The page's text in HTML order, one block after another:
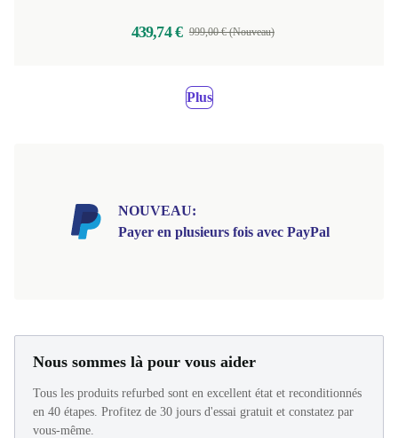
439,74 € 999,00 € (Nouveau)
Plus
NOUVEAU:
Payer en plusieurs fois avec PayPal
Nous sommes là pour vous aider
Tous les produits refurbed sont en excellent état et reconditionnés
en 40 étapes. Profitez de 30 jours d'essai gratuit et constatez par
vous-même.